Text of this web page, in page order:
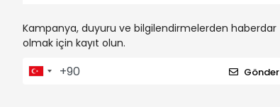
Kampanya, duyuru ve bilgilendirmelerden haberdar
olmak için kayıt olun.
Gönder